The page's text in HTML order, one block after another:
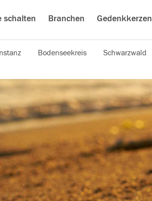
schalten Branchen Gedenkkerzen
Bodenseekreis Schwarzwald